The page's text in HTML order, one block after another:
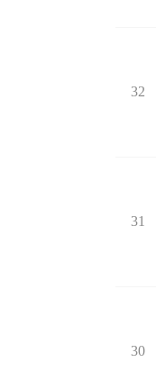
32
31
30